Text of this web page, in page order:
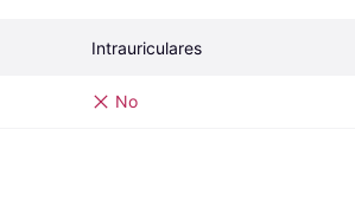
Intrauriculares
No